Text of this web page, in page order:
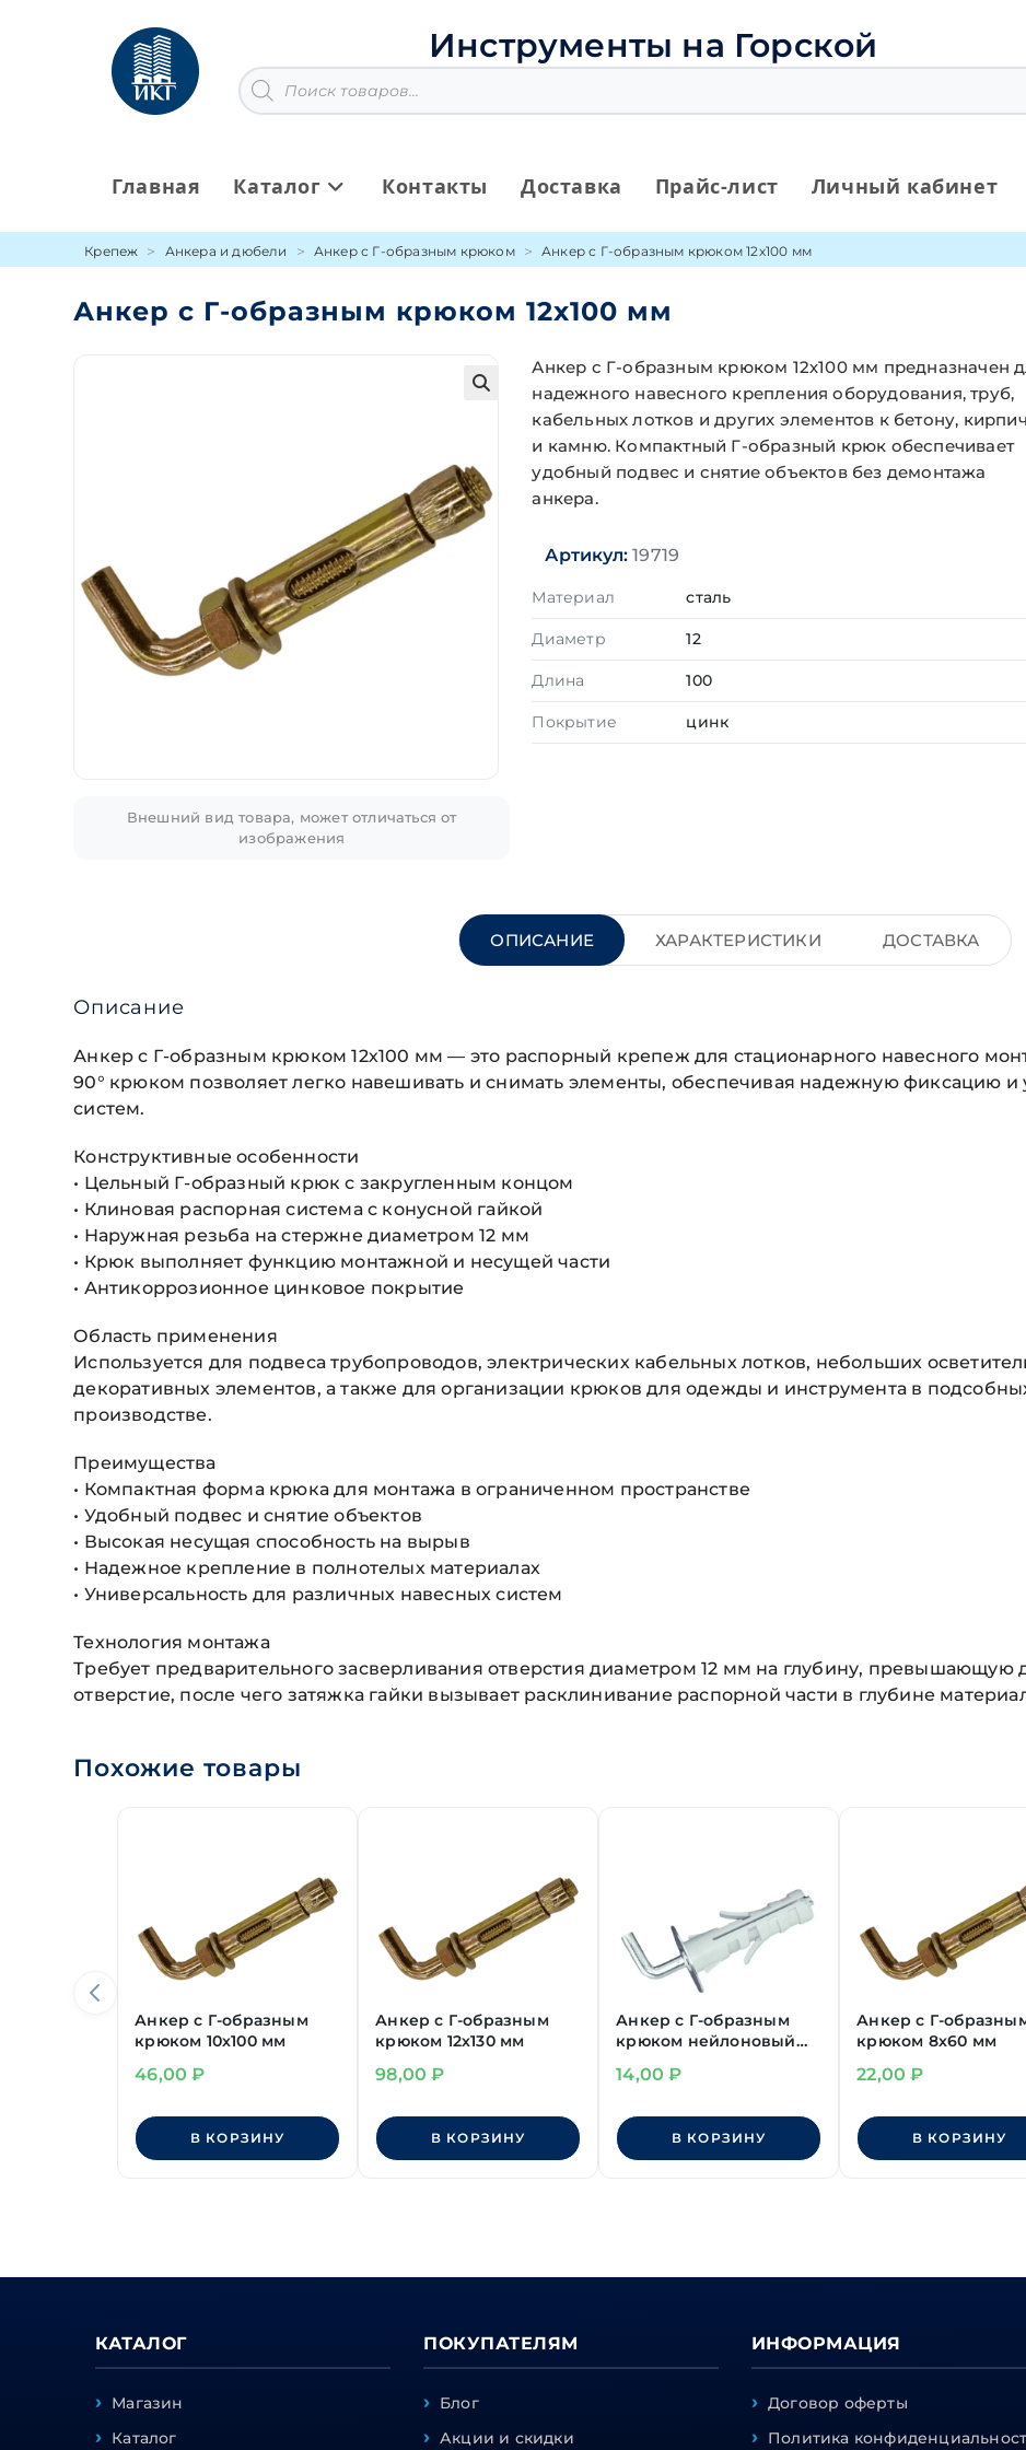
содержимому
Инструменты на Горской
Поиск
товаров
Главная Каталог Контакты Доставка Прайс-лист Личный кабинет
Крепеж Анкера и дюбели Анкер с Г-образным крюком Анкер с Г-образным крюком 12х100 мм
Анкер с Г-образным крюком 12х100 мм
Внешний вид товара, может отличаться от
изображения
Анкер с Г-образным крюком 12х100 мм предназначен
надежного навесного крепления оборудования, труб,
кабельных лотков и других элементов к бетону,
и камню. Компактный Г-образный крюк обеспечивает
удобный подвес и снятие объектов без демонтажа
анкера.
Артикул:19719
Материал сталь
Диаметр 12
Длина 100
Покрытие цинк
ОПИСАНИЕ ХАРАКТЕРИСТИКИ ДОСТАВКА
Описание
Анкер с Г-образным крюком 12х100 мм — это распорный крепеж для стационарного навесного
90° крюком позволяет легко навешивать и снимать элементы, обеспечивая надежную фиксацию
систем.
Конструктивные особенности
• Цельный Г-образный крюк с закругленным концом
• Клиновая распорная система с конусной гайкой
• Наружная резьба на стержне диаметром 12 мм
• Крюк выполняет функцию монтажной и несущей части
• Антикоррозионное цинковое покрытие
Область применения
Используется для подвеса трубопроводов, электрических кабельных лотков, небольших
декоративных элементов, а также для организации крюков для одежды и инструмента в
производстве.
Преимущества
• Компактная форма крюка для монтажа в ограниченном пространстве
• Удобный подвес и снятие объектов
• Высокая несущая способность на вырыв
• Надежное крепление в полнотелых материалах
• Универсальность для различных навесных систем
Технология монтажа
Требует предварительного засверливания отверстия диаметром 12 мм на глубину, превышающую
отверстие, после чего затяжка гайки вызывает расклинивание распорной части в глубине
Похожие товары
Анкер с Г-образным
крюком 10х100 мм
46,00₽
В КОРЗИНУ
Анкер с Г-образным
крюком 12х130 мм
98,00₽
В КОРЗИНУ
Анкер с Г-образным
крюком нейлоновый
14,00₽
В КОРЗИНУ
Анкер с Г-
крюком 8х60 мм
22,00₽
В КОРЗИНУ
КАТАЛОГ
Магазин
Каталог
ПОКУПАТЕЛЯМ
Блог
Акции и скидки
ИНФОРМАЦИЯ
Договор оферты
Политика